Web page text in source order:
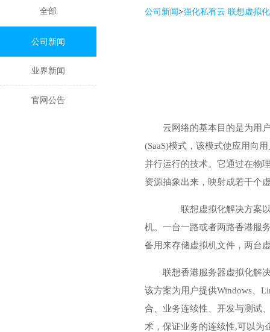
全部
公司新闻
业界新闻
官网公告
公司新闻>强化私有云 联想虚拟
云网络的基本目的是为用
(SaaS)模式，该模式使应用向
并行运行的技术。它通过在物
资源抽象出来，映射成若干个
联想虚拟化解决方案以
机。一台一路或者两路香港服
备用来存储虚拟机文件，两台
联想香港服务器虚拟化解
该方案为用户提供Windows、
合、业务连续性、开发与测试
术，保证业务的连续性,可以为